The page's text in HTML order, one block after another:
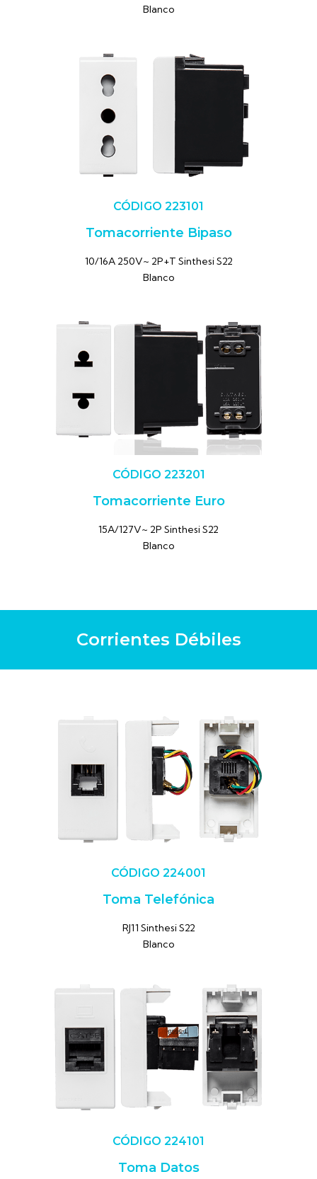
Blanco
CÓDIGO 223101
Tomacorriente Bipaso
10/16A 250V~ 2P+T Sinthesi S22
Blanco
CÓDIGO 223201
Tomacorriente Euro
15A/127V~ 2P Sinthesi S22
Blanco
Corrientes Débiles
CÓDIGO 224001
Toma Telefónica
RJ11 Sinthesi S22
Blanco
CÓDIGO 224101
Toma Datos